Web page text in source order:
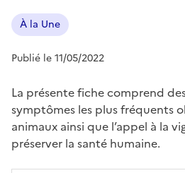
À la Une
Publié le 11/05/2022
La présente fiche comprend
symptômes les plus fréquents
animaux ainsi que l’appel à la
préserver la santé humaine.